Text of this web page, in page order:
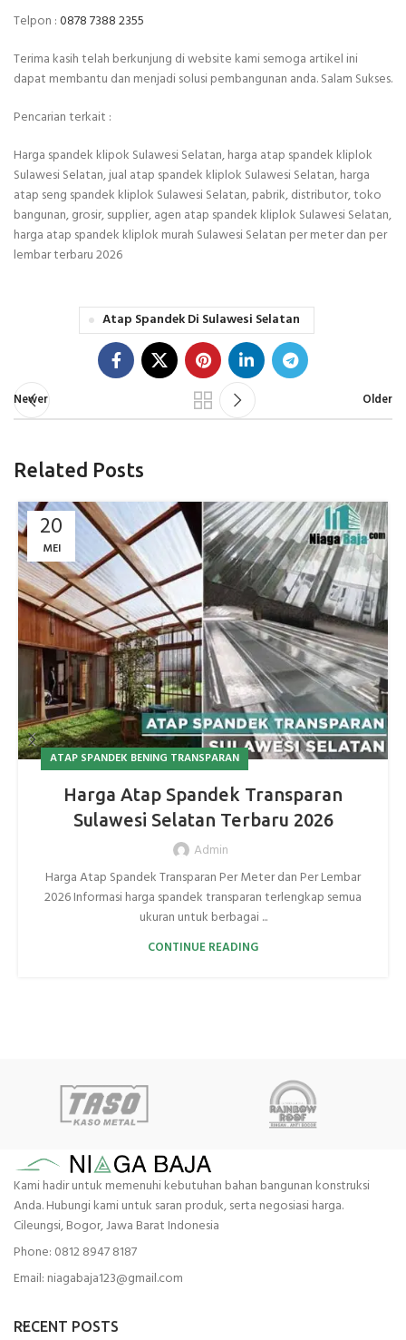
Telpon :0878 7388 2355
Terima kasih telah berkunjung di website kami semoga artikel ini
dapat membantu dan menjadi solusi pembangunan anda. Salam Sukses.
Pencarian terkait :
Harga spandek klipok Sulawesi Selatan, harga atap spandek kliplok
Sulawesi Selatan, jual atap spandek kliplok Sulawesi Selatan, harga
atap seng spandek kliplok Sulawesi Selatan, pabrik, distributor, toko
bangunan, grosir, supplier, agen atap spandek kliplok Sulawesi Selatan,
harga atap spandek kliplok murah Sulawesi Selatan per meter dan per
lembar terbaru 2026
Atap Spandek Di Sulawesi Selatan
Newer Older
Related Posts
20
MEI
ATAP SPANDEK BENING TRANSPARAN
Harga Atap Spandek Transparan
Sulawesi Selatan Terbaru 2026
Admin
Harga Atap Spandek Transparan Per Meter dan Per Lembar
2026 Informasi harga spandek transparan terlengkap semua
ukuran untuk berbagai ...
CONTINUE READING
Kami hadir untuk memenuhi kebutuhan bahan bangunan konstruksi
Anda. Hubungi kami untuk saran produk, serta negosiasi harga.
Cileungsi, Bogor, Jawa Barat Indonesia
Phone: 0812 8947 8187
Email: niagabaja123@gmail.com
RECENT POSTS